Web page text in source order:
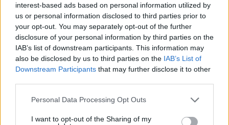
interest-based ads based on personal information utilized by
us or personal information disclosed to third parties prior to
your opt-out. You may separately opt-out of the further
disclosure of your personal information by third parties on the
IAB’s list of downstream participants. This information may
also be disclosed by us to third parties on the IAB’s List of
Downstream Participants that may further disclose it to other
Please note that this website/app uses one or more Google
not limited to your visit or usage behaviour. You may click to
Personal Data Processing Opt Outs
I want to opt-out of the Sharing of my
Ανεύρυσμα: Απλό τεστ του αντίχειρα προμηνύει
τον αυξημένο κίνδυνο – Γίνεται σε 1 λεπτό
08.08.2026, 16:24